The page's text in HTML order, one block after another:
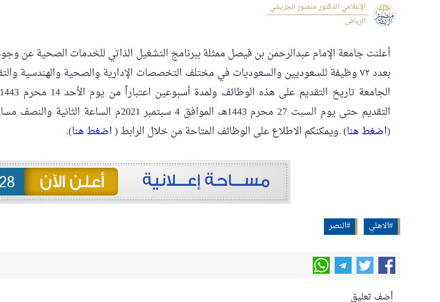
الإعلامي الدكتور منصور الجريشي
الرياض
أعلنت جامعة الإمام عبدالرحمن بن فيصل ممثلة ببرنامج التشغيل الذاتي للخدمات الصحية عن
بعدد ٧٢ وظيفة للسعوديين والسعوديات في مختلف التخصصات الإدارية والصحية والهندسية
التقديم حتى يوم السبت 27 محرم 1443هـ، الموافق 4
(اضغط هنا) .ويمكنكم الاطلاع على الوظائف المتاحة من خلال الرابط (اضغط هنا).
#الاهلي #النصر
أضف تعليق